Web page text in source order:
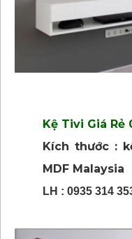
Kệ Tivi Giá Rẻ
Kích thước :
MDF Malaysia
LH : 0935 314